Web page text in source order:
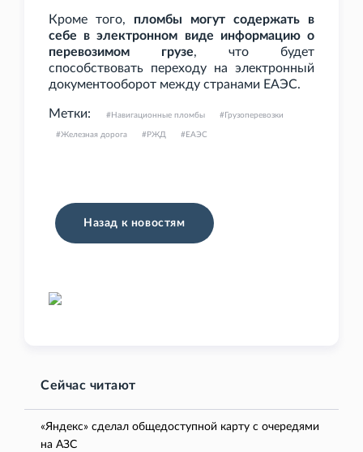
Кроме того, пломбы могут содержать в
себе в электронном виде информацию о
перевозимом грузе, что будет
способствовать переходу на электронный
документооборот между странами ЕАЭС.
Метки: Навигационные пломбы Грузоперевозки
Железная дорога РЖД ЕАЭС
Назад к новостям
Сейчас читают
«Яндекс» сделал общедоступной карту с очередями
на АЗС